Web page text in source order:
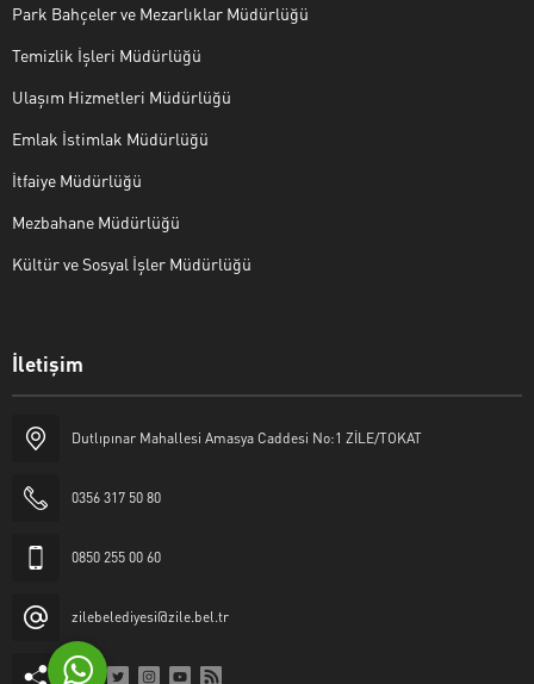
Park Bahçeler ve Mezarlıklar Müdürlüğü
Temizlik İşleri Müdürlüğü
Ulaşım Hizmetleri Müdürlüğü
Emlak İstimlak Müdürlüğü
İtfaiye Müdürlüğü
Mezbahane Müdürlüğü
Kültür ve Sosyal İşler Müdürlüğü
İletişim
Dutlıpınar Mahallesi Amasya Caddesi No:1 ZİLE/TOKAT
0356 317 50 80
0850 255 00 60
zilebelediyesi@zile.bel.tr